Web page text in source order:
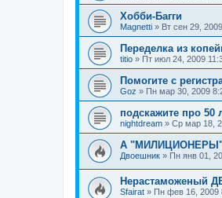
Хобби-Багги
Magnetti » Вт сен 29,
Переделка из
titio » Пт июл 24, 2009
Помогите с
Goz » Пн мар 30, 2009
подскажите про 50
nightdream » Ср мар 18,
А "МИЛИЦИОНЕРЫ"
Двоешник » Пн янв 01,
Нерастаможеный
Sfairat » Пн фев 16, 2009